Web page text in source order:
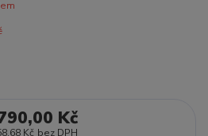
Kč
Kč bez DPH